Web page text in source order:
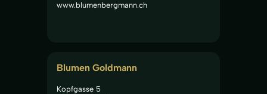
www.blumenbergmann.ch
Blumen Goldmann
Kopfgasse 5